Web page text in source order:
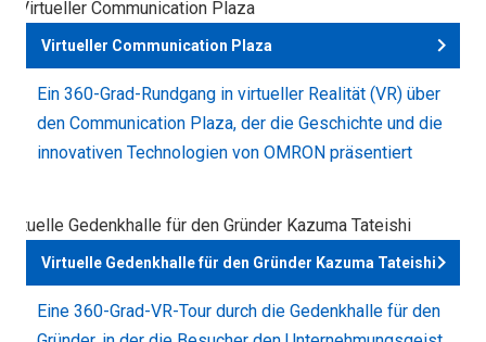
Virtueller Communication Plaza
Ein 360-Grad-Rundgang in virtueller Realität (VR) über
den Communication Plaza, der die Geschichte und die
innovativen Technologien von OMRON präsentiert
Virtuelle Gedenkhalle für den Gründer Kazuma Tateishi
Eine 360-Grad-VR-Tour durch die Gedenkhalle für den